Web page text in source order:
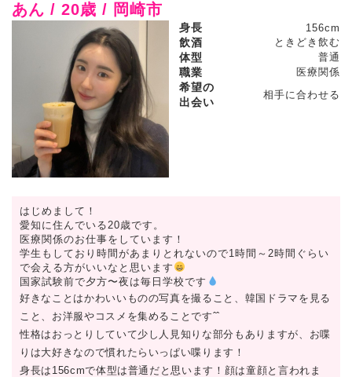
あん / 20歳 / 岡崎市
身長 156cm
飲酒 ときどき飲む
体型 普通
職業 医療関係
希望の
出会い
相手に合わせる
はじめまして！
愛知に住んでいる20歳です。
医療関係のお仕事をしています！
学生もしており時間があまりとれないので1時間～2時間ぐらい
で会える方がいいなと思います
国家試験前で夕方〜夜は毎日学校です
好きなことはかわいいものの写真を撮ること、韓国ドラマを見る
こと、お洋服やコスメを集めることですˆˆ
性格はおっとりしていて少し人見知りな部分もありますが、お喋
りは大好きなので慣れたらいっぱい喋ります！
身長は156cmで体型は普通だと思います！顔は童顔と言われま